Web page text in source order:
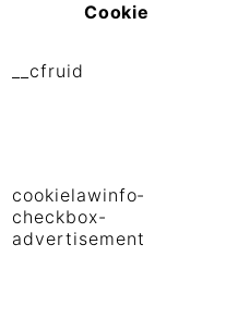
Cookie
__cfruid
cookielawinfo-
checkbox-
advertisement